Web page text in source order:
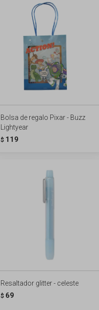
Bolsa de regalo Pixar - Buzz
Lightyear
$ 119
Resaltador glitter - celeste
$ 69